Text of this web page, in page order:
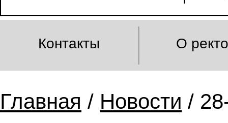
Контакты О
Главная / Новости /